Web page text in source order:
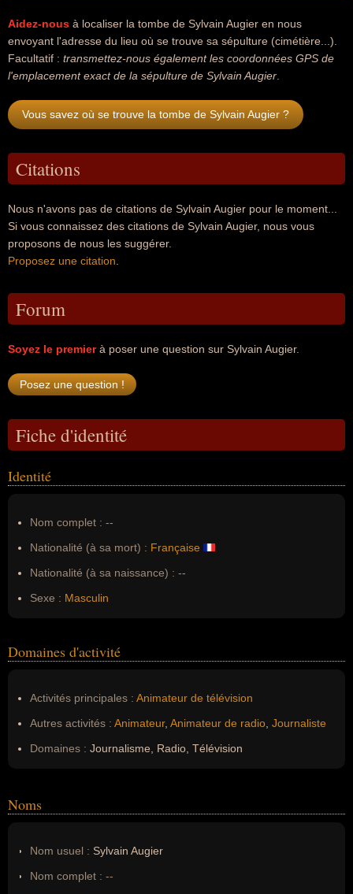
Aidez-nous à localiser la tombe de Sylvain Augier en nous
envoyant l'adresse du lieu où se trouve sa sépulture (cimétière...).
Facultatif : transmettez-nous également les coordonnées GPS de
l'emplacement exact de la sépulture de Sylvain Augier
Vous savez où se trouve la tombe de Sylvain Augier ?
Citations
Nous n'avons pas de citations de Sylvain Augier pour le moment...
Si vous connaissez des citations de Sylvain Augier, nous vous
proposons de nous les suggérer.
Proposez une citation
Forum
Soyez le premierà poser une question sur Sylvain Augier.
Fiche d'identité
Identité
Nom complet : --
Nationalité (à sa mort) : Française
Nationalité (à sa naissance) : --
Sexe : Masculin
Domaines d'activité
Activités principales : Animateur de télévision
Autres activités : Animateur, Animateur de radio Journaliste
Domaines : Journalisme, Radio, Télévision
Noms
Nom usuel : Sylvain Augier
Nom complet : --